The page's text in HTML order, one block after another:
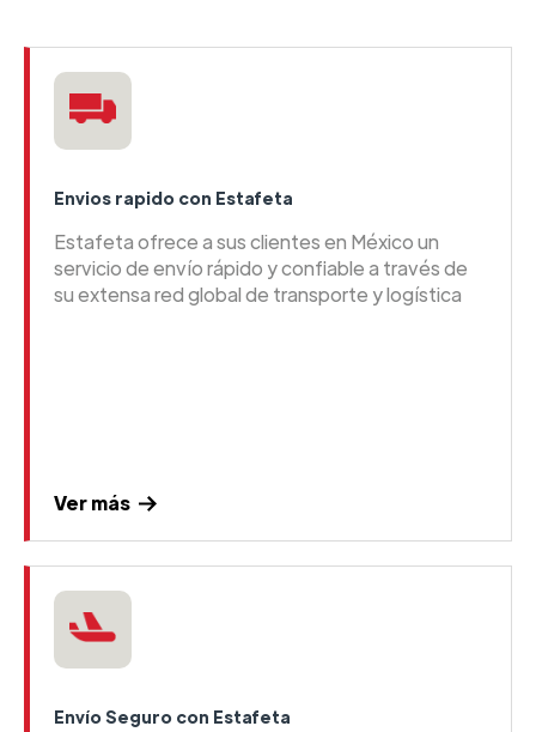
Envios rapido con Estafeta
Estafeta ofrece a sus clientes en México un
servicio de envío rápido y confiable a través de
su extensa red global de transporte y logística
Ver más
Envío Seguro con Estafeta